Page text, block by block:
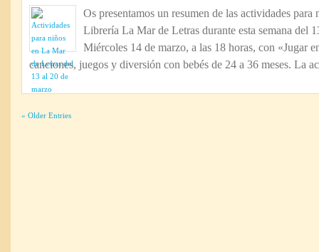
Os presentamos un resumen de las actividades
Librería La Mar de Letras durante esta semana del
Miércoles 14 de marzo, a las 18 horas, con «Jugar
canciones, juegos y diversión con bebés de 24 a 36 meses. La
« Older Entries